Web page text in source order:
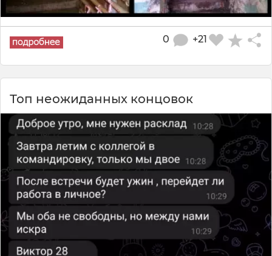
+21
0
Топ неожиданных концовок